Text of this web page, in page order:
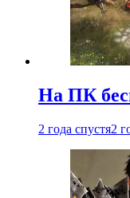
На ПК
2 года спустя2